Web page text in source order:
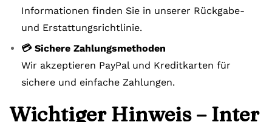
Informationen finden Sie in unserer Rückgabe-
und Erstattungsrichtlinie.
💳 Sichere Zahlungsmethoden
Wir akzeptieren PayPal und Kreditkarten für
sichere und einfache Zahlungen.
Wichtiger Hinweis – Inter